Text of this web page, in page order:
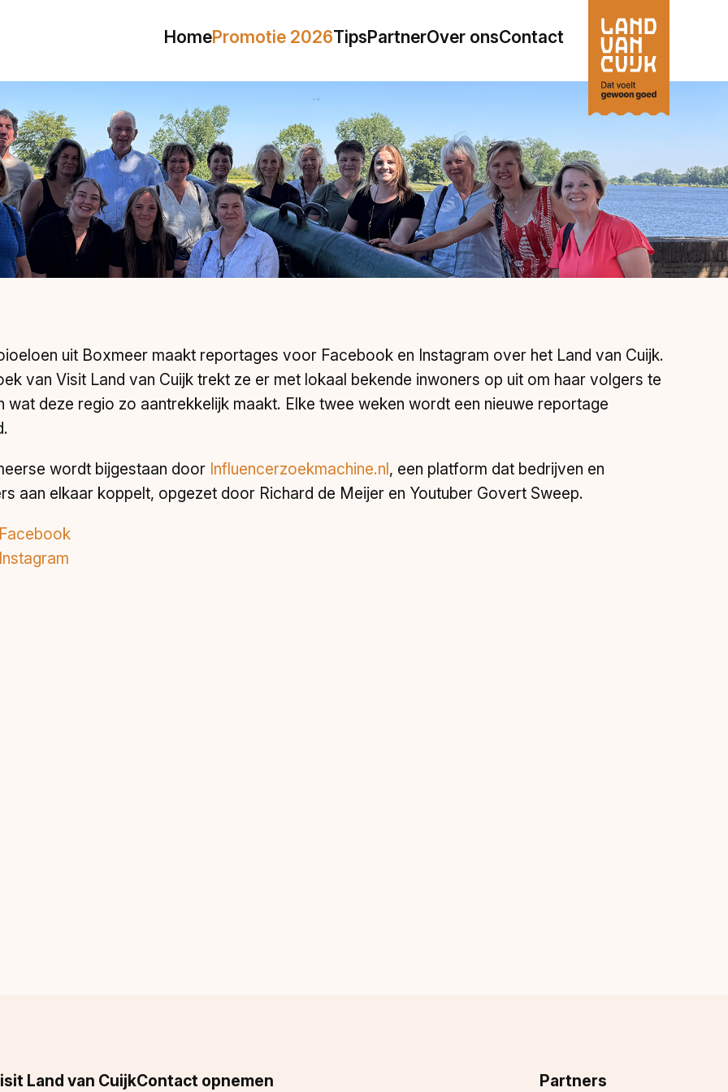
HomePromotie 2026TipsPartnerOver onsContact
uit Boxmeer maakt reportages voor Facebook en Instagram over het Land van Cuijk.
van Visit Land van Cuijk trekt ze er met lokaal bekende inwoners op uit om haar volgers te
wat deze regio zo aantrekkelijk maakt. Elke twee weken wordt een nieuwe reportage
wordt bijgestaan door Influencerzoekmachine.nl, een platform dat bedrijven en
aan elkaar koppelt, opgezet door Richard de Meijer en Youtuber Govert Sweep.
Land van CuijkContact opnemen Partners